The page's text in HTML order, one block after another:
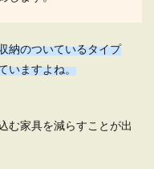
のでしょう。 いつもグチャグ
濯機なしでも良い？コ
納のついているタイプ
いますよね。
む家具を減らすことが出